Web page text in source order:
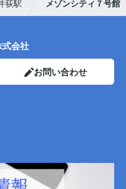
荻駅 メゾンシティ７号館
式会社
お問い合わせ